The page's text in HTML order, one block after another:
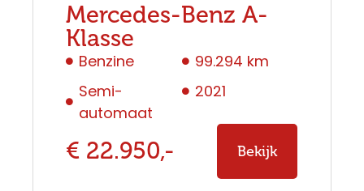
Mercedes-Benz A-
Klasse
Benzine
Semi-
automaat
99.294 km
2021
€ 22.950,- Bekijk